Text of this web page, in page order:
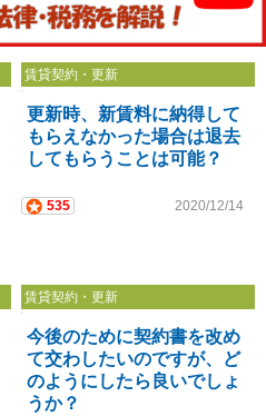
賃貸契約・更新
更新時、新賃料に納得して
もらえなかった場合は退去
してもらうことは可能？
535 2020/12/14
賃貸契約・更新
今後のために契約書を改め
て交わしたいのですが、ど
のようにしたら良いでしょ
うか？